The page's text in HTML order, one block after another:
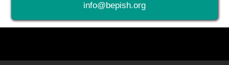
info@bepish.org